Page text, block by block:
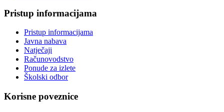
Pristup informacijama
Pristup informacijama
Javna nabava
Natječaji
Računovodstvo
Ponude za izlete
Školski odbor
Korisne poveznice